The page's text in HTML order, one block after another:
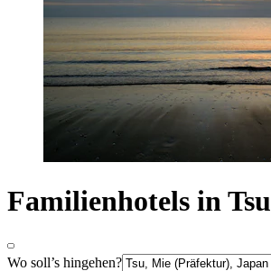
Familienhotels in Tsu
Wo soll’s hingehen?